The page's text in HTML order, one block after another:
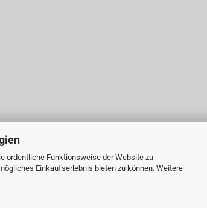
ordentliche Funktionsweise der Website zu
Einkaufserlebnis bieten zu können. Weitere